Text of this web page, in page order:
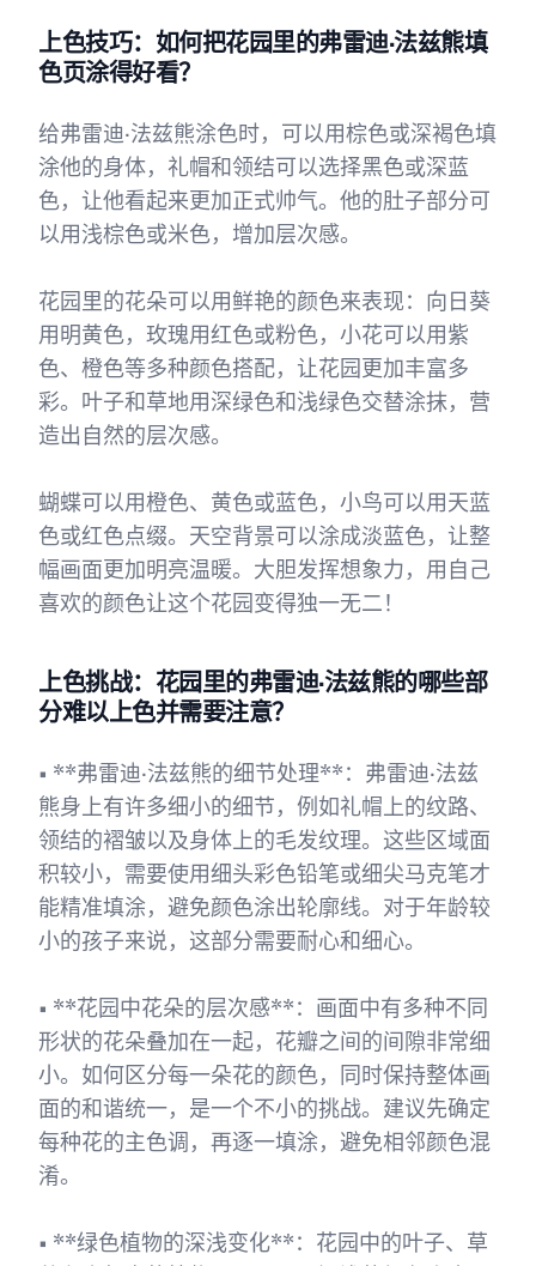
上色技巧：如何把花园里的弗雷迪·法兹熊填
色页涂得好看？
给弗雷迪·法兹熊涂色时，可以用棕色或深褐色填
涂他的身体，礼帽和领结可以选择黑色或深蓝
色，让他看起来更加正式帅气。他的肚子部分可
以用浅棕色或米色，增加层次感。
花园里的花朵可以用鲜艳的颜色来表现：向日葵
用明黄色，玫瑰用红色或粉色，小花可以用紫
色、橙色等多种颜色搭配，让花园更加丰富多
彩。叶子和草地用深绿色和浅绿色交替涂抹，营
造出自然的层次感。
蝴蝶可以用橙色、黄色或蓝色，小鸟可以用天蓝
色或红色点缀。天空背景可以涂成淡蓝色，让整
幅画面更加明亮温暖。大胆发挥想象力，用自己
喜欢的颜色让这个花园变得独一无二！
上色挑战：花园里的弗雷迪·法兹熊的哪些部
分难以上色并需要注意？
• **弗雷迪·法兹熊的细节处理**：弗雷迪·法兹
熊身上有许多细小的细节，例如礼帽上的纹路、
领结的褶皱以及身体上的毛发纹理。这些区域面
积较小，需要使用细头彩色铅笔或细尖马克笔才
能精准填涂，避免颜色涂出轮廓线。对于年龄较
小的孩子来说，这部分需要耐心和细心。
• **花园中花朵的层次感**：画面中有多种不同
形状的花朵叠加在一起，花瓣之间的间隙非常细
小。如何区分每一朵花的颜色，同时保持整体画
面的和谐统一，是一个不小的挑战。建议先确定
每种花的主色调，再逐一填涂，避免相邻颜色混
淆。
• **绿色植物的深浅变化**：花园中的叶子、草